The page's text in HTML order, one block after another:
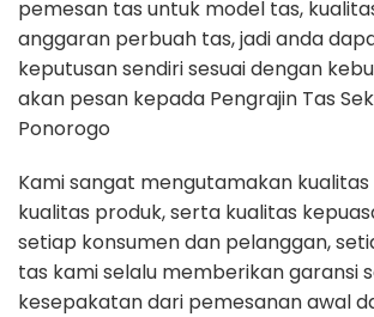
pemesan tas untuk model tas,
anggaran perbuah tas, jadi anda
keputusan sendiri sesuai dengan
akan pesan kepada Pengrajin Tas
Ponorogo
Kami sangat mengutamakan
kualitas produk, serta kualitas
setiap konsumen dan pelanggan,
tas kami selalu memberikan garansi
kesepakatan dari pemesanan awal